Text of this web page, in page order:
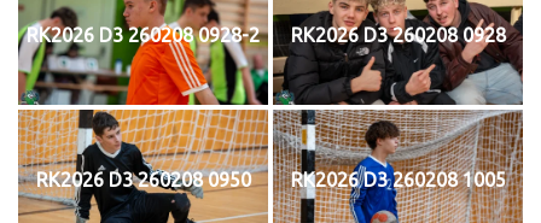
RK2026 D3 260208 0928-2 RK2026 D3 260208 0928
RK2026 D3 260208 0950 RK2026 D3 260208 1005